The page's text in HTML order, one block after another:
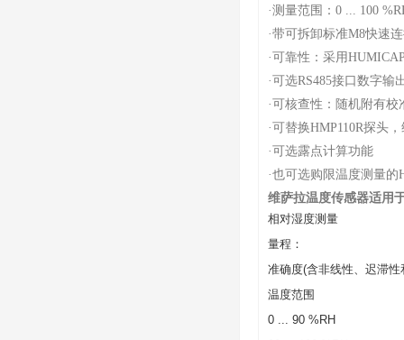
·测量范围：0 ... 100
·带可拆卸标准M8快速
·可靠性：采用
·可选RS485接口数字输
·可核查性：随机附有校
·可替换HMP110R探头
·可选露点计算功能
·也可选购限温度测量的
维萨拉温度传感器适用
相对湿度测量
量程：
准确度(含非线性、迟滞性
温度范围
0 ... 90 %RH